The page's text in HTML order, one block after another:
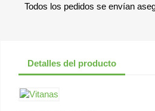
Todos los pedidos se envían
Detalles del producto